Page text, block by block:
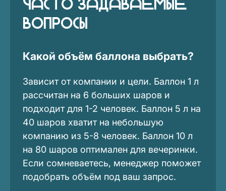
Часто задаваемые
вопросы
Какой объём баллона выбрать?
Зависит от компании и цели. Баллон 1 л
рассчитан на 6 больших шаров и
подходит для 1-2 человек. Баллон 5 л на
40 шаров хватит на небольшую
компанию из 5-8 человек. Баллон 10 л
на 80 шаров оптимален для вечеринки.
Если сомневаетесь, менеджер поможет
подобрать объём под ваш запрос.